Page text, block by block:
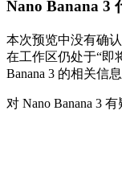
Nano Banana 3
本次预览中没有确
在工作区仍处于“即
Banana 3 的相关信息
对 Nano Banana 3 有